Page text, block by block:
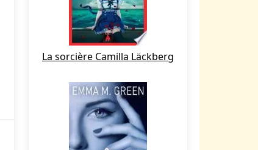
La sorcière Camilla Läckberg